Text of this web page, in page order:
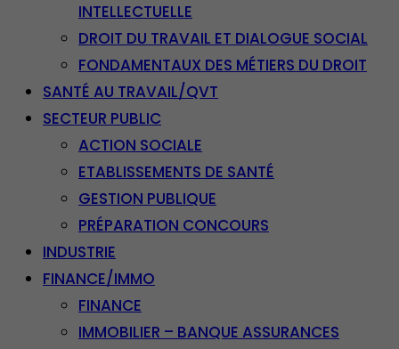
INTELLECTUELLE
DROIT DU TRAVAIL ET DIALOGUE SOCIAL
FONDAMENTAUX DES MÉTIERS DU DROIT
SANTÉ AU TRAVAIL/QVT
SECTEUR PUBLIC
ACTION SOCIALE
ETABLISSEMENTS DE SANTÉ
GESTION PUBLIQUE
PRÉPARATION CONCOURS
INDUSTRIE
FINANCE/IMMO
FINANCE
IMMOBILIER – BANQUE ASSURANCES